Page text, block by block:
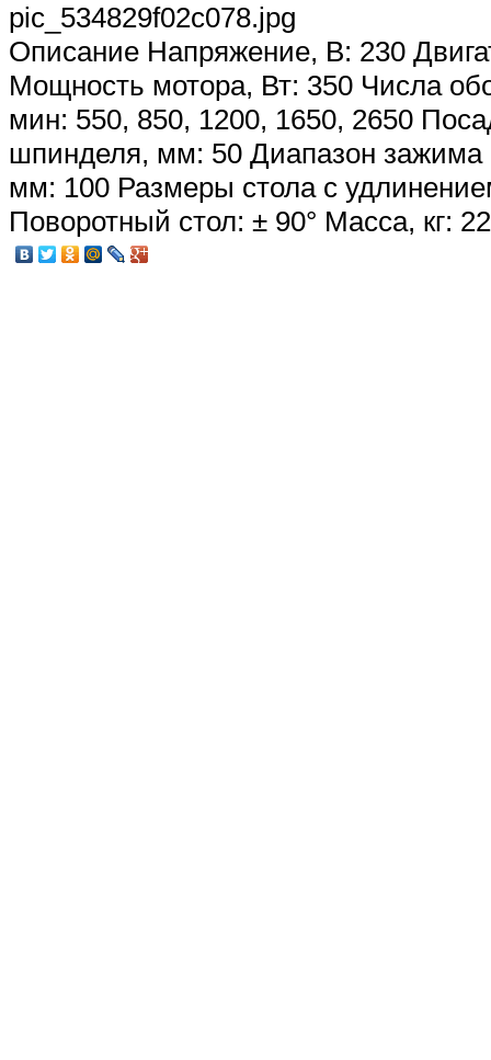
pic_534829f02c078.jpg
Описание Напряжение, В: 230
Мощность мотора, Вт: 350 Числа
мин: 550, 850, 1200, 1650, 2650
шпинделя, мм: 50 Диапазон
мм: 100 Размеры стола с
Поворотный стол: ± 90° Масса, кг: 22